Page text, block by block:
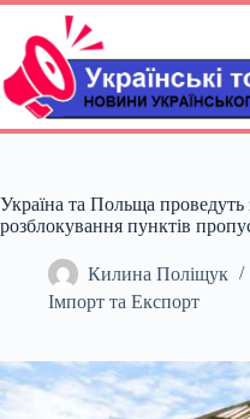
Перейти
вмісту
Україна та Польща проведуть
розблокування пунктів
Килина Поліщук
Імпорт та Експорт